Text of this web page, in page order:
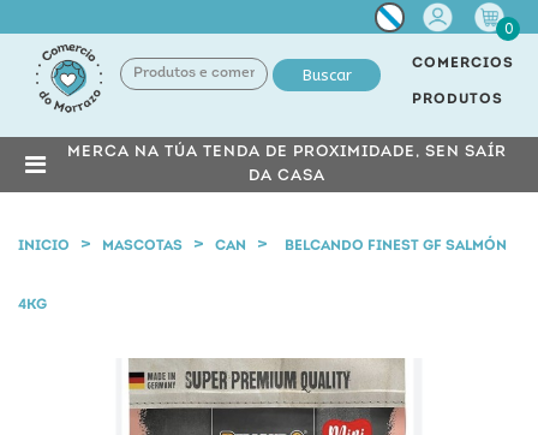
Miña
conta
0
Buscar
COMERCIOS
PRODUTOS
MERCA NA TÚA TENDA DE PROXIMIDADE, SEN SAÍR
DA CASA
INICIO MASCOTAS CAN BELCANDO FINEST GF SALMÓN
4KG